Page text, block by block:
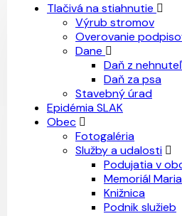
Tlačivá na stiahnutie
Výrub stromov
Overovanie
Dane
Daň z
Daň za psa
Stavebný úrad
Epidémia SLAK
Obec
Fotogaléria
Služby a udalosti
Podujatia v
Memoriál
Knižnica
Podnik služieb